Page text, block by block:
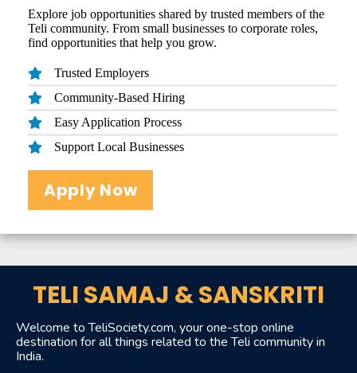
Explore job opportunities shared by trusted members of the
Teli community. From small businesses to corporate roles,
find opportunities that help you grow.
Trusted Employers
Community-Based Hiring
Easy Application Process
Support Local Businesses
Apply Now
TELI SAMAJ & SANSKRITI
Welcome to TeliSociety.com, your one-stop online
destination for all things related to the Teli community in
India.